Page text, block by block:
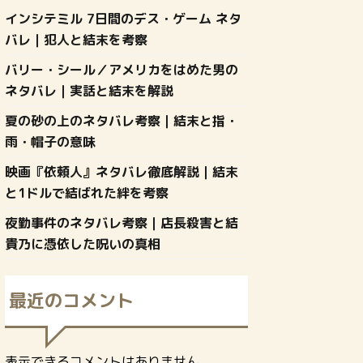
インシテミル 7日間のデス・ゲーム ネタ
バレ｜犯人と結末を考察
バリー・シール／アメリカをはめた男の
ネタバレ｜実話と結末を解説
夏の砂の上のネタバレ考察｜結末と指・
雨・帽子の意味
映画『依頼人』ネタバレ徹底解説｜結末
と1ドルで結ばれた絆を考察
夜勤事件のネタバレ考察｜店長殺害と結
貴乃に憑依した呪いの真相
最近のコメント